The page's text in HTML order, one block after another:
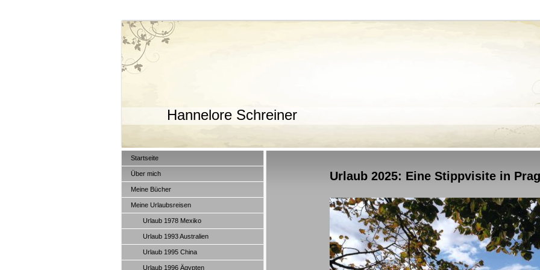
Hannelore Schreiner
Startseite
Über mich
Meine Bücher
Meine Urlaubsreisen
Urlaub 1978 Mexiko
Urlaub 1993 Australien
Urlaub 1995 China
Urlaub 1996 Ägypten
Urlaub 2025: Eine Stippvisite in Prag